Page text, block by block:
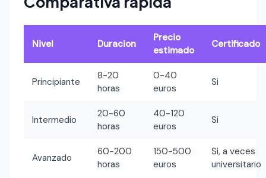
Nivel Duracion
Precio
estimado
Certificado
Principiante
8-20
horas
0-40
euros
Si
Intermedio
20-60
horas
40-120
euros
Si
Avanzado
60-200
horas
150-500
euros
Si, a veces
universitario